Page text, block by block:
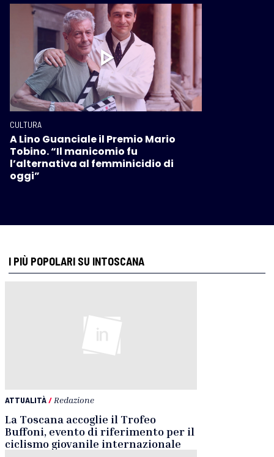
CULTURA
A Lino Guanciale il Premio Mario
Tobino. “Il manicomio fu
l’alternativa al femminicidio di
oggi”
I PIÙ POPOLARI SU INTOSCANA
ATTUALITÀ/ Redazione
La Toscana accoglie il Trofeo
Buffoni, evento di riferimento per il
ciclismo giovanile internazionale